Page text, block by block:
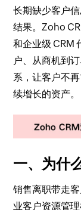
长期缺少客户
结果。Zoho
和企业级 CRM
户、从商机到
系，让客户不
续增长的资产。
一、为什
销售离职带走
业客户资源管